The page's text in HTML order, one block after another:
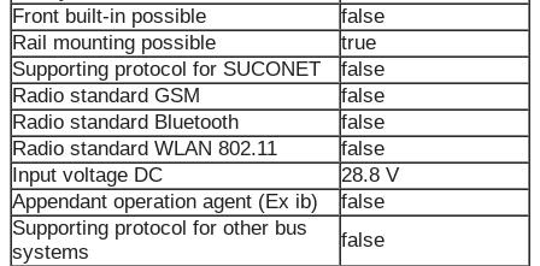
Front built-in possible
false
Rail mounting possible
true
Supporting protocol for SUCONET
false
Radio standard GSM
false
Radio standard Bluetooth
false
Radio standard WLAN 802.11
false
Input voltage DC
28.8 V
Appendant operation agent (Ex ib)
false
Supporting protocol for other bus
systems
false